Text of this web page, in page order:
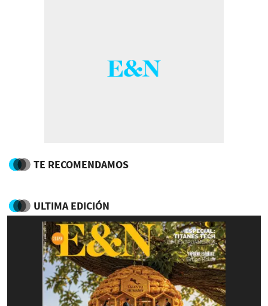
TE RECOMENDAMOS
ULTIMA EDICIÓN